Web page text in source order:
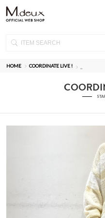
HOME COORDINATE LIVE !